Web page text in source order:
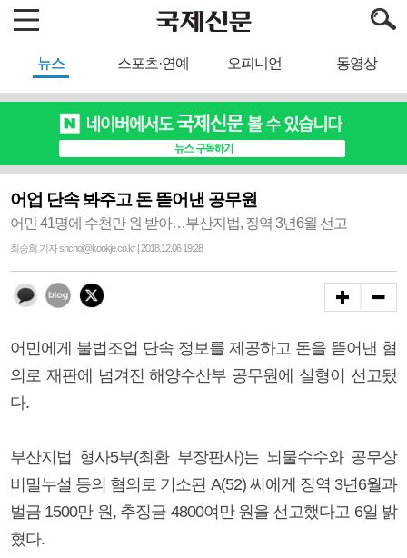
뉴스 스포츠·연예 오피니언 동영상
어업 단속 봐주고 돈 뜯어낸 공무원
어민 41명에 수천만 원 받아…부산지법, 징역 3년6월 선고
최승희 기자 shchoi@kookje.co.kr | 2018.12.06 19:28
어민에게 불법조업 단속 정보를 제공하고 돈을 뜯어낸 혐
의로 재판에 넘겨진 해양수산부 공무원에 실형이 선고됐
다.
부산지법 형사5부(최환 부장판사)는 뇌물수수와 공무상
비밀누설 등의 혐의로 기소된 A(52) 씨에게 징역 3년6월과
벌금 1500만 원, 추징금 4800여만 원을 선고했다고 6일 밝
혔다.